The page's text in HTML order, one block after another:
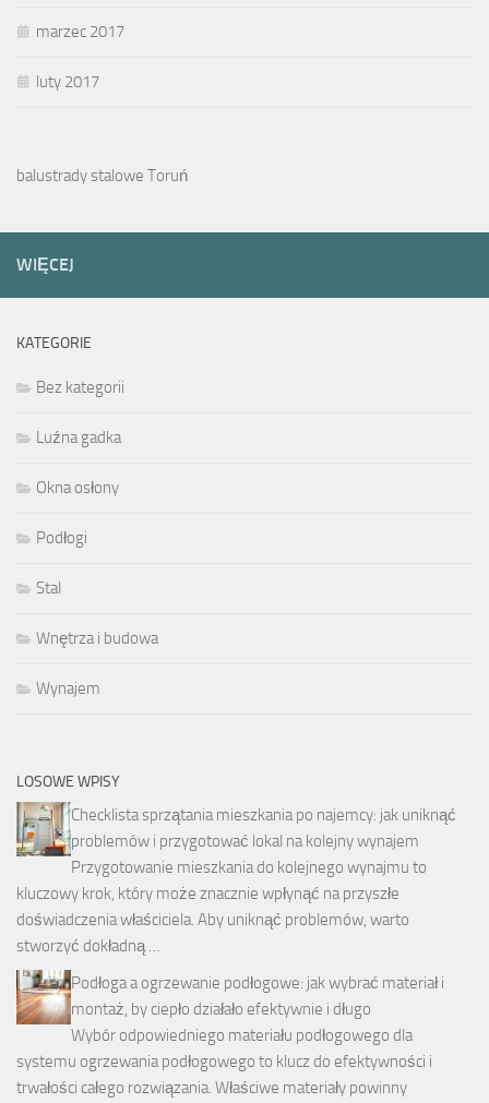
marzec 2017
luty 2017
balustrady stalowe Toruń
WIĘCEJ
KATEGORIE
Bez kategorii
Luźna gadka
Okna osłony
Podłogi
Stal
Wnętrza i budowa
Wynajem
LOSOWE WPISY
Checklista sprzątania mieszkania po najemcy: jak uniknąć
problemów i przygotować lokal na kolejny wynajem
Przygotowanie mieszkania do kolejnego wynajmu to
kluczowy krok, który może znacznie wpłynąć na przyszłe
doświadczenia właściciela. Aby uniknąć problemów, warto
stworzyć dokładną …
Podłoga a ogrzewanie podłogowe: jak wybrać materiał i
montaż, by ciepło działało efektywnie i długo
Wybór odpowiedniego materiału podłogowego dla
systemu ogrzewania podłogowego to klucz do efektywności i
trwałości całego rozwiązania. Właściwe materiały powinny